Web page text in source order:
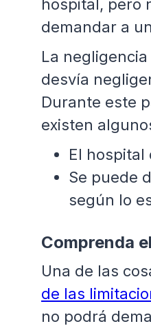
hospital, pero
demandar a
La
desvía
Durante este
existen
El
Se puede
según lo
Comprenda
Una de las
de las
no podrá